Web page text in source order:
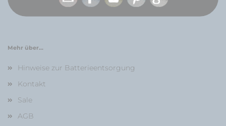
Mehr über...
Hinweise zur Batterieentsorgung
Kontakt
Sale
AGB